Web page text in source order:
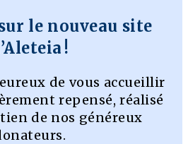
le nouveau site
!
de vous accueillir
repensé, réalisé
de nos généreux